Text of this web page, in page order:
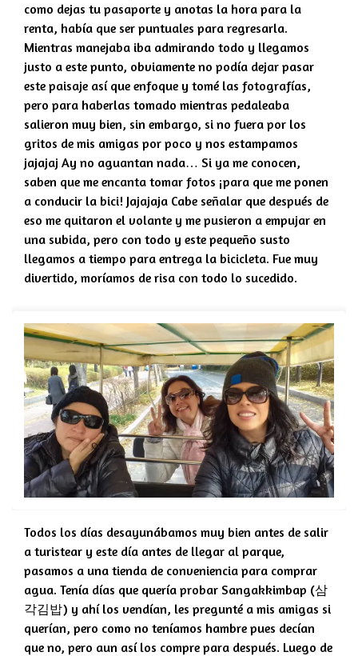
como dejas tu pasaporte y anotas la hora para la
renta, había que ser puntuales para regresarla.
Mientras manejaba iba admirando todo y llegamos
justo a este punto, obviamente no podía dejar pasar
este paisaje así que enfoque y tomé las fotografías,
pero para haberlas tomado mientras pedaleaba
salieron muy bien, sin embargo, si no fuera por los
gritos de mis amigas por poco y nos estampamos
jajajaj Ay no aguantan nada… Si ya me conocen,
saben que me encanta tomar fotos ¡para que me ponen
a conducir la bici! Jajajaja Cabe señalar que después de
eso me quitaron el volante y me pusieron a empujar en
una subida, pero con todo y este pequeño susto
llegamos a tiempo para entrega la bicicleta. Fue muy
divertido, moríamos de risa con todo lo sucedido.
Todos los días desayunábamos muy bien antes de salir
a turistear y este día antes de llegar al parque,
pasamos a una tienda de conveniencia para comprar
agua. Tenía días que quería probar Sangakkimbap (삼
각김밥) y ahí los vendían, les pregunté a mis amigas si
querían, pero como no teníamos hambre pues decían
que no, pero aun así los compre para después. Luego de